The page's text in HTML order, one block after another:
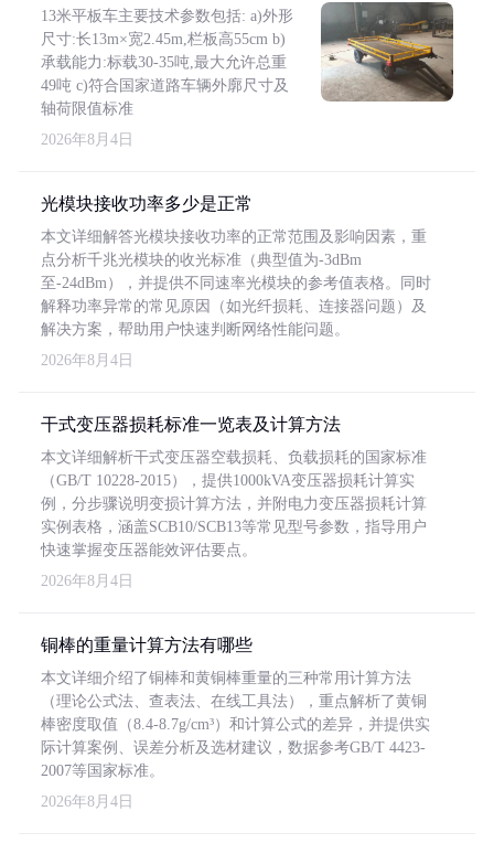
13米平板车主要技术参数包括: a)外形
尺寸:长13m×宽2.45m,栏板高55cm b)
承载能力:标载30-35吨,最大允许总重
49吨 c)符合国家道路车辆外廓尺寸及
轴荷限值标准
2026年8月4日
光模块接收功率多少是正常
本文详细解答光模块接收功率的正常范围及影响因素，重
点分析千兆光模块的收光标准（典型值为-3dBm
至-24dBm），并提供不同速率光模块的参考值表格。同时
解释功率异常的常见原因（如光纤损耗、连接器问题）及
解决方案，帮助用户快速判断网络性能问题。
2026年8月4日
干式变压器损耗标准一览表及计算方法
本文详细解析干式变压器空载损耗、负载损耗的国家标准
（GB/T 10228-2015），提供1000kVA变压器损耗计算实
例，分步骤说明变损计算方法，并附电力变压器损耗计算
实例表格，涵盖SCB10/SCB13等常见型号参数，指导用户
快速掌握变压器能效评估要点。
2026年8月4日
铜棒的重量计算方法有哪些
本文详细介绍了铜棒和黄铜棒重量的三种常用计算方法
（理论公式法、查表法、在线工具法），重点解析了黄铜
棒密度取值（8.4-8.7g/cm³）和计算公式的差异，并提供实
际计算案例、误差分析及选材建议，数据参考GB/T 4423-
2007等国家标准。
2026年8月4日